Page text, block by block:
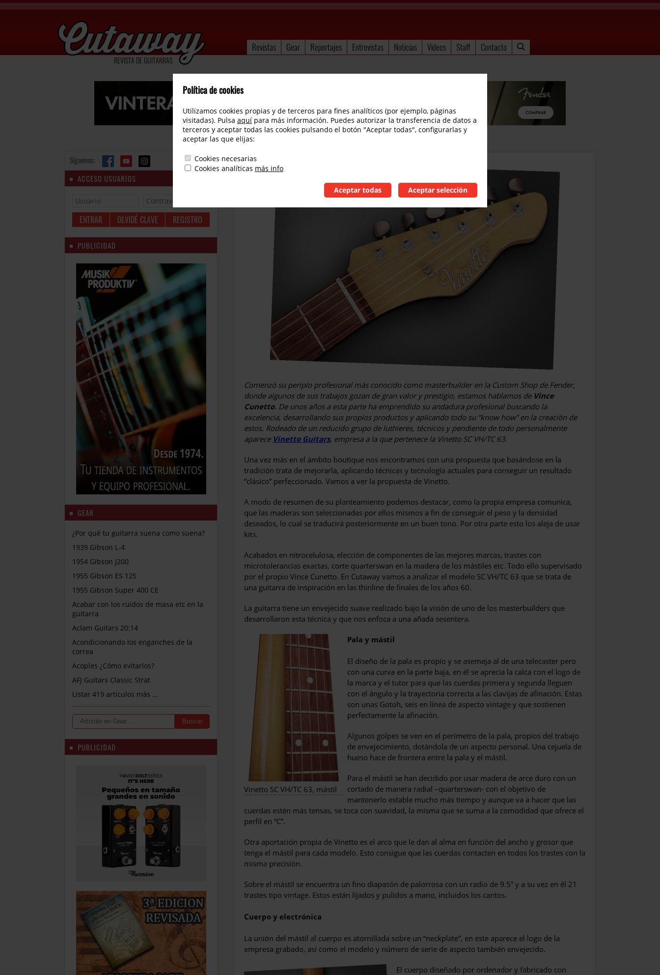
REVISTA DE GUITARRAS
Revistas Gear Reportajes Entrevistas Noticias Videos Staff Contacto
Vinetto SC VH/TC 63
Comenzó su periplo profesional más conocido como masterbuilder en la Custom Shop de Fender,
donde algunos de sus trabajos gozan de gran valor y prestigio, estamos hablamos de Vince
Cunetto. De unos años a esta parte ha emprendido su andadura profesional buscando la
excelencia, desarrollando sus propios productos y aplicando todo su “know how” en la creación de
estos. Rodeado de un reducido grupo de luthieres, técnicos y pendiente de todo personalmente
aparece Vinetto Guitars, empresa a la que pertenece la Vinetto SC VH/TC 63.
Una vez más en el ámbito boutique nos encontramos con una propuesta que basándose en la
tradición trata de mejorarla, aplicando técnicas y tecnología actuales para conseguir un resultado
“clásico” perfeccionado. Vamos a ver la propuesta de Vinetto.
A modo de resumen de su planteamiento podemos destacar, como la propia empresa comunica,
que las maderas son seleccionadas por ellos mismos a fin de conseguir el peso y la densidad
deseados, lo cual se traducirá posteriormente en un buen tono. Por otra parte esto los aleja de usar
kits.
Acabados en nitrocelulosa, elección de componentes de las mejores marcas, trastes con
microtolerancias exactas, corte quarterswan en la madera de los mástiles etc. Todo ello supervisado
por el propio Vince Cunetto. En Cutaway vamos a analizar el modelo SC VH/TC 63 que se trata de
una guitarra de inspiración en las thinline de finales de los años 60.
La guitarra tiene un envejecido suave realizado bajo la visión de uno de los masterbuilders que
desarrollaron esta técnica y que nos enfoca a una añada sesentera.
Vinetto SC VH/TC 63, mástil
Pala y mástil
El diseño de la pala es propio y se asemeja al de una telecaster pero
con una curva en la parte baja, en él se aprecia la calca con el logo de
la marca y el tutor para que las cuerdas primera y segunda lleguen
con el ángulo y la trayectoria correcta a las clavijas de afinación. Estas
son unas Gotoh, seis en línea de aspecto vintage y que sostienen
perfectamente la afinación.
Algunos golpes se ven en el perímetro de la pala, propios del trabajo
de envejecimiento, dotándola de un aspecto personal. Una cejuela de
hueso hace de frontera entre la pala y el mástil.
Para el mástil se han decidido por usar madera de arce duro con un
cortado de manera radial –quarterswan- con el objetivo de
mantenerlo estable mucho más tiempo y aunque va a hacer que las
cuerdas estén más tensas, se toca con suavidad, la misma que se suma a la comodidad que ofrece el
perfil en “C”.
Otra aportación propia de Vinetto es el arco que le dan al alma en función del ancho y grosor que
tenga el mástil para cada modelo. Esto consigue que las cuerdas contacten en todos los trastes con la
misma precisión.
Sobre el mástil se encuentra un fino diapasón de palorrosa con un radio de 9.5” y a su vez en él 21
trastes tipo vintage. Estos están lijados y pulidos a mano, incluidos los cantos.
Cuerpo y electrónica
La unión del mástil al cuerpo es atornillada sobre un “neckplate”, en éste aparece el logo de la
empresa grabado, así como el modelo y número de serie de aspecto también envejecido.
El cuerpo diseñado por ordenador y fabricado con
Síguenos:
ACCESO USUARIOS
OLVIDÉ CLAVE REGISTRO
PUBLICIDAD
GEAR
¿Por qué tu guitarra suena como suena?
1939 Gibson L-4
1954 Gibson J200
1955 Gibson ES 125
1955 Gibson Super 400 CE
Acabar con los ruidos de masa etc en la
guitarra
Aclam Guitars 20:14
Acondicionando los enganches de la
correa
Acoples ¿Cómo evitarlos?
AFJ Guitars Classic Strat
Listar 419 artículos más …
PUBLICIDAD
Política de cookies
Utilizamos cookies propias y de terceros para fines analíticos (por ejemplo, páginas
visitadas). Pulsa aquí para más información. Puedes autorizar la transferencia de datos a
terceros y aceptar todas las cookies pulsando el botón "Aceptar todas", configurarlas y
aceptar las que elijas:
Cookies necesarias
Cookies analíticas más info
Aceptar todas Aceptar selección